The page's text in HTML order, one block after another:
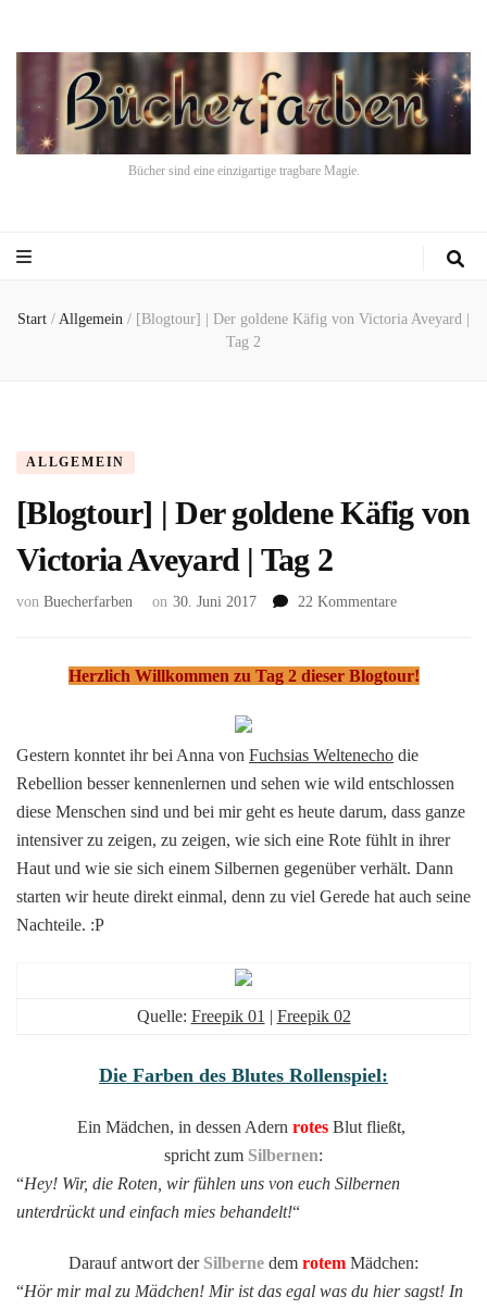
Bücher sind eine einzigartige tragbare Magie.
Start / Allgemein / [Blogtour] | Der goldene Käfig von Victoria Aveyard |
Tag 2
ALLGEMEIN
[Blogtour] | Der goldene Käfig von
Victoria Aveyard | Tag 2
von Buecherfarben on 30. Juni 2017 22 Kommentarezu
Der
Victoria
Aveyard
|
Herzlich Willkommen zu Tag 2 dieser Blogtour!
Gestern konntet ihr bei Anna von Fuchsias Weltenecho die
Rebellion besser kennenlernen und sehen wie wild entschlossen
diese Menschen sind und bei mir geht es heute darum, dass ganze
intensiver zu zeigen, zu zeigen, wie sich eine Rote fühlt in ihrer
Haut und wie sie sich einem Silbernen gegenüber verhält. Dann
starten wir heute direkt einmal, denn zu viel Gerede hat auch seine
Nachteile. :P
Quelle: Freepik 01 | Freepik 02
Die Farben des Blutes Rollenspiel:
Ein Mädchen, in dessen Adern rotes Blut fließt,
spricht zum Silbernen:
“Hey! Wir, die Roten, wir fühlen uns von euch Silbernen
unterdrückt und einfach mies behandelt!“
Darauf antwort der Silberne dem rotem Mädchen:
“Hör mir mal zu Mädchen! Mir ist das egal was du hier sagst! In